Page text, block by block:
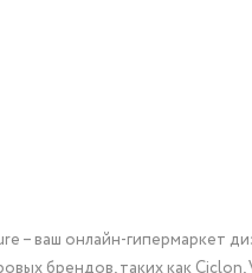
– ваш онлайн-гипермаркет